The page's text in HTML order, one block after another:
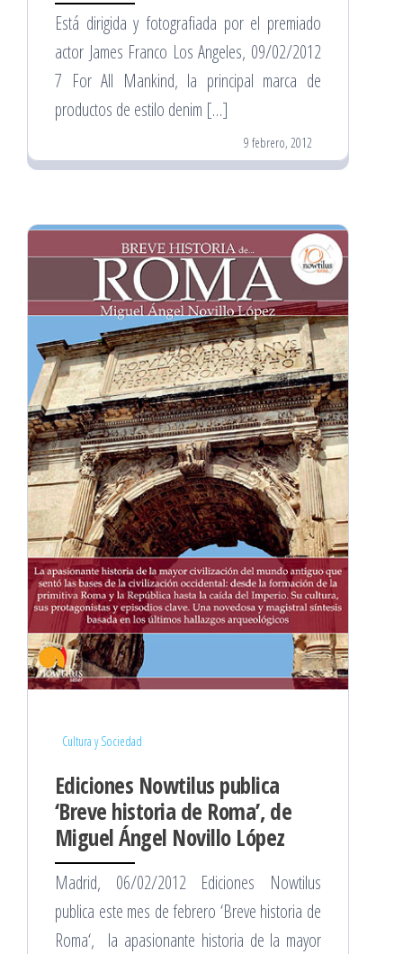
Está dirigida y fotografiada por el premiado
actor James Franco Los Angeles, 09/02/2012
7 For All Mankind, la principal marca de
productos de estilo denim […]
9 febrero, 2012
Cultura y Sociedad
Ediciones Nowtilus publica
‘Breve historia de Roma’, de
Miguel Ángel Novillo López
Madrid, 06/02/2012 Ediciones Nowtilus
publica este mes de febrero ‘Breve historia de
Roma‘, la apasionante historia de la mayor